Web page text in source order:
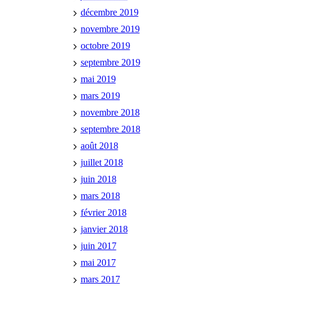
décembre 2019
novembre 2019
octobre 2019
septembre 2019
mai 2019
mars 2019
novembre 2018
septembre 2018
août 2018
juillet 2018
juin 2018
mars 2018
février 2018
janvier 2018
juin 2017
mai 2017
mars 2017